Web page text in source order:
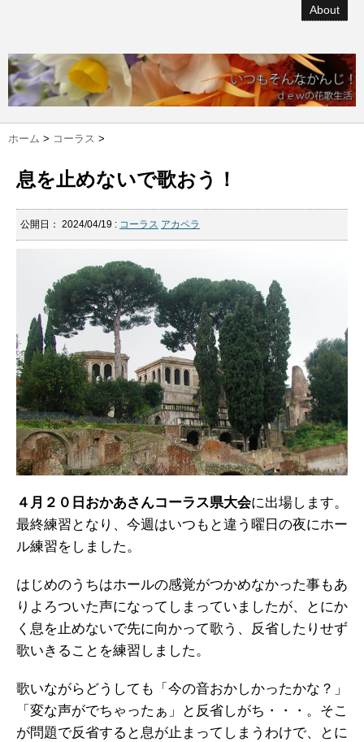
About
ホーム > コーラス >
息を止めないで歌おう！
公開日： 2024/04/19 : コーラス アカペラ
４月２０日おかあさんコーラス県大会に出場します。
最終練習となり、今週はいつもと違う曜日の夜にホー
ル練習をしました。
はじめのうちはホールの感覚がつかめなかった事もあ
りよろついた声になってしまっていましたが、とにか
く息を止めないで先に向かって歌う、反省したりせず
歌いきることを練習しました。
歌いながらどうしても「今の音おかしかったかな？」
「変な声がでちゃったぁ」と反省しがち・・・。そこ
が問題で反省すると息が止まってしまうわけで、とに